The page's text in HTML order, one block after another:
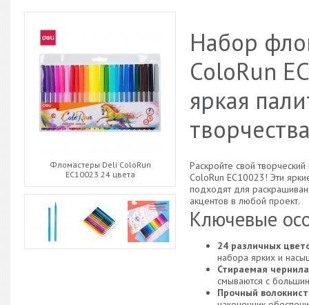
Фломастеры Deli ColoRun
EC10023 24 цвета
Набор
ColoRun
яркая
Раскройте свой
ColoRun EC10023! Эти
подходят для
акцентов в любой проект.
Ключевые
24 различных
набора ярких и
Стираемая
смываются с
Прочный